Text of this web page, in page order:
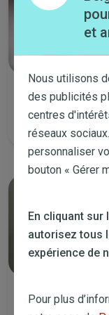
Lancez
Tous les jours de la
et
Nous utilisons
des publicités
centres
réseaux
personnaliser
bouton « Gérer
En cliquant sur
autorisez tous
expérience de
Pour plus